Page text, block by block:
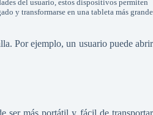
del usuario, estos dispositivos permiten
y transformarse en una tableta más grande
Por ejemplo, un usuario puede abrir
ser más portátil y fácil de transportar